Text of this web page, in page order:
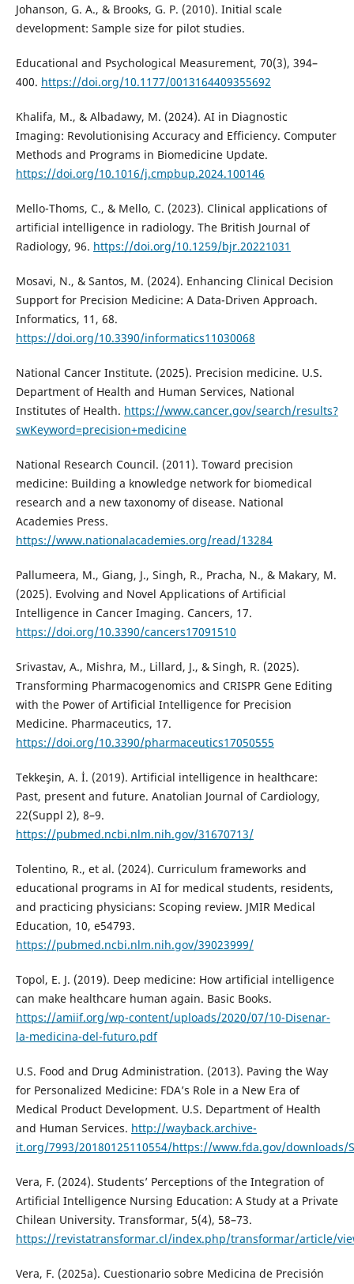
Johanson, G. A., & Brooks, G. P. (2010). Initial scale
development: Sample size for pilot studies.
Educational and Psychological Measurement, 70(3), 394–
400. https://doi.org/10.1177/0013164409355692
Khalifa, M., & Albadawy, M. (2024). AI in Diagnostic
Imaging: Revolutionising Accuracy and Efficiency. Computer
Methods and Programs in Biomedicine Update.
https://doi.org/10.1016/j.cmpbup.2024.100146
Mello-Thoms, C., & Mello, C. (2023). Clinical applications of
artificial intelligence in radiology. The British Journal of
Radiology, 96. https://doi.org/10.1259/bjr.20221031
Mosavi, N., & Santos, M. (2024). Enhancing Clinical Decision
Support for Precision Medicine: A Data-Driven Approach.
Informatics, 11, 68.
https://doi.org/10.3390/informatics11030068
National Cancer Institute. (2025). Precision medicine. U.S.
Department of Health and Human Services, National
Institutes of Health. https://www.cancer.gov/search/results?
swKeyword=precision+medicine
National Research Council. (2011). Toward precision
medicine: Building a knowledge network for biomedical
research and a new taxonomy of disease. National
Academies Press.
https://www.nationalacademies.org/read/13284
Pallumeera, M., Giang, J., Singh, R., Pracha, N., & Makary, M.
(2025). Evolving and Novel Applications of Artificial
Intelligence in Cancer Imaging. Cancers, 17.
https://doi.org/10.3390/cancers17091510
Srivastav, A., Mishra, M., Lillard, J., & Singh, R. (2025).
Transforming Pharmacogenomics and CRISPR Gene Editing
with the Power of Artificial Intelligence for Precision
Medicine. Pharmaceutics, 17.
https://doi.org/10.3390/pharmaceutics17050555
Tekkeşin, A. İ. (2019). Artificial intelligence in healthcare:
Past, present and future. Anatolian Journal of Cardiology,
22(Suppl 2), 8–9.
https://pubmed.ncbi.nlm.nih.gov/31670713/
Tolentino, R., et al. (2024). Curriculum frameworks and
educational programs in AI for medical students, residents,
and practicing physicians: Scoping review. JMIR Medical
Education, 10, e54793.
https://pubmed.ncbi.nlm.nih.gov/39023999/
Topol, E. J. (2019). Deep medicine: How artificial intelligence
can make healthcare human again. Basic Books.
https://amiif.org/wp-content/uploads/2020/07/10-Disenar-
la-medicina-del-futuro.pdf
U.S. Food and Drug Administration. (2013). Paving the Way
for Personalized Medicine: FDA’s Role in a New Era of
Medical Product Development. U.S. Department of Health
and Human Services. http://wayback.archive-
it.org/7993/20180125110554/https://www.fda.gov/downloads/
Vera, F. (2024). Students’ Perceptions of the Integration of
Artificial Intelligence Nursing Education: A Study at a Private
Chilean University. Transformar, 5(4), 58–73.
https://revistatransformar.cl/index.php/transformar/article/
Vera, F. (2025a). Cuestionario sobre Medicina de Precisión